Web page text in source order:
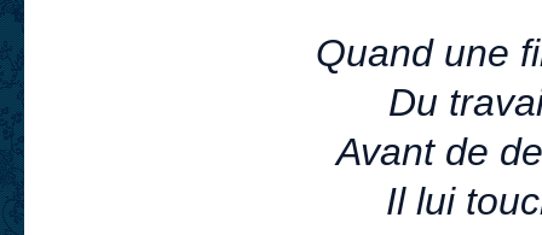
Quand une
Du
Avant de
Il lui